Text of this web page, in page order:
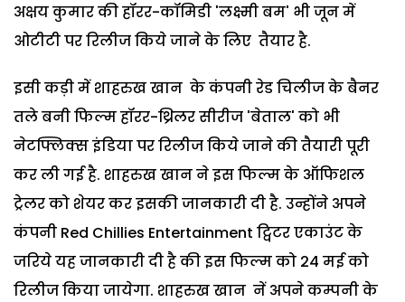
अक्षय कुमार की हॉरर-कॉमिडी 'लक्ष्मी बम' भी जून में
ओटीटी पर रिलीज किये जाने के लिए तैयार है.
इसी कड़ी में शाहरुख खान के कंपनी रेड चिलीज के बैनर
तले बनी फिल्म हॉरर-थ्रिलर सीरीज 'बेताल' को भी
नेटफ्लिक्स इंडिया पर रिलीज किये जाने की तैयारी पूरी
कर ली गई है. शाहरुख खान ने इस फिल्म के ऑफिशल
ट्रेलर को शेयर कर इसकी जानकारी दी है. उन्होंने अपने
कंपनी Red Chillies Entertainment ट्विटर एकाउंट के
जरिये यह जानकारी दी है की इस फिल्म को 24 मई को
रिलीज किया जायेगा. शाहरुख खान नें अपने कम्पनी के